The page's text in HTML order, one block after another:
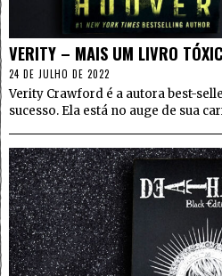
VERITY – MAIS UM LIVRO
24 DE JULHO DE 2022
Verity Crawford é a autora best-
sucesso. Ela está no auge de sua